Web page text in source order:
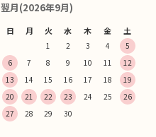
翌月(2026年9月)
日 月 火 水 木 金 土
1 2 3 4
5
6
7 8 9 10 11
12
13
14 15 16 17 18
19
20
21 22 23 24 25
26
27
28 29 30